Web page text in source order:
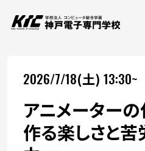
学科・コース
訪問者別
2026/7/18(土) 13:30~
アニメーター
作る楽しさと苦